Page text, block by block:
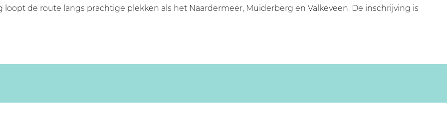
de route langs prachtige plekken als het Naardermeer, Muiderberg en Valkeveen. De inschrijving is